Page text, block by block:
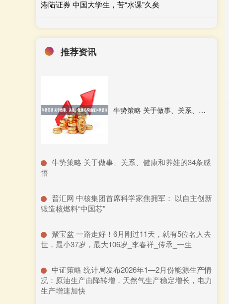
港陆证券 中国大学生，苦“水课”久矣
推荐资讯
牛势策略 关于做事、关系、健康和养娃的34条感悟
​牛势策略 关于做事、关系、健康和养娃的34条感
悟
​普汇网 中核集团首席科学家焦拥军： 以自主创新
锻造核燃料“中国芯”
​聚宝盆 一路走好！6月刚过11天，就有5位名人去
世，最小37岁，最大106岁_李春祥_传承_一生
​中证策略 统计局发布2026年1—2月份能源生产情
况：原油生产由降转增，天然气生产稳定增长，电力
生产增速加快